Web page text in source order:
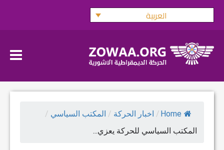
Skip
العربية
Home
/ اخبار الحركة / المكتب السياسي /
المكتب السياسي للحركة يعزي...